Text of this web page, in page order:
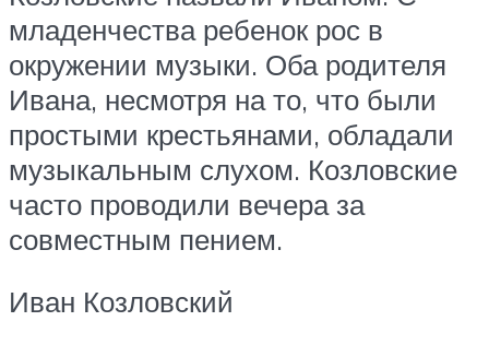
младенчества ребенок рос в
окружении музыки. Оба родителя
Ивана, несмотря на то, что были
простыми крестьянами, обладали
музыкальным слухом. Козловские
часто проводили вечера за
совместным пением.
Иван Козловский